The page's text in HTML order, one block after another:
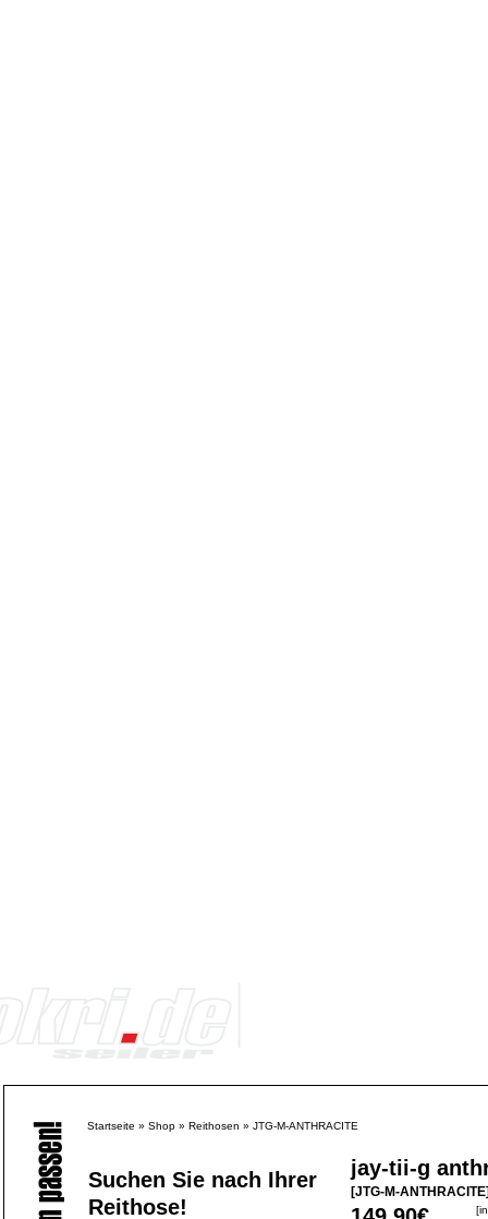
Startseite » Shop » Reithosen » JTG-M-ANTHRACITE
Suchen Sie nach Ihrer
Reithose!
jay-tii-g
[JTG-M-